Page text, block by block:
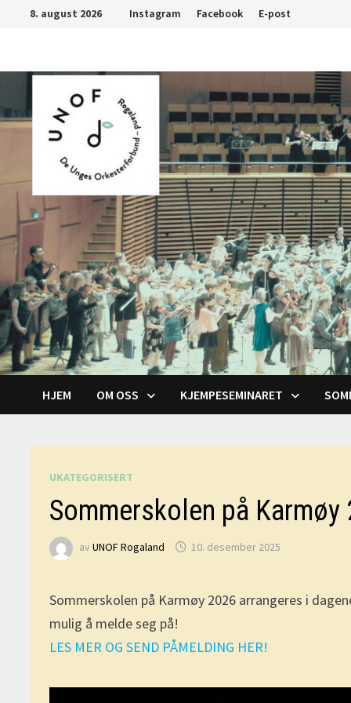
8. august 2026 Instagram Facebook E-post
HJEM OM OSS KJEMPESEMINARET
UKATEGORISERT
Sommerskolen på Karmøy
avUNOF Rogaland 10. desember 2025
Sommerskolen på Karmøy 2026 arrangeres i
mulig å melde seg på!
LES MER OG SEND PÅMELDING HER!